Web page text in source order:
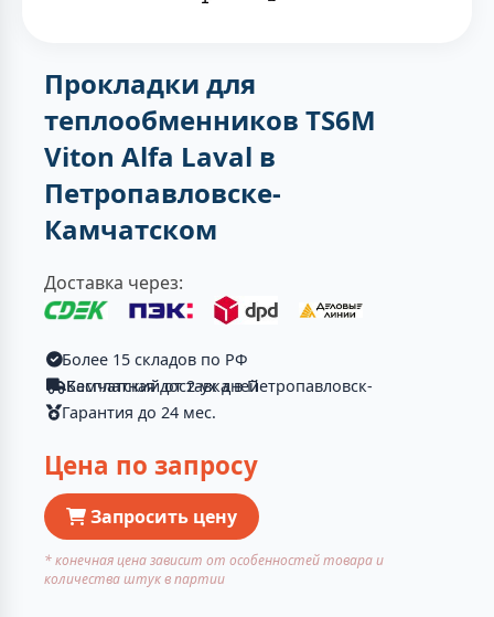
Прокладки для
теплообменников TS6M
Viton Alfa Laval в
Петропавловске-
Камчатском
Доставка через:
Более 15 складов по РФ
Бесплатная доставка в Петропавловск-Камчатский от 2-ух дней
Гарантия до 24 мес.
Цена по запросу
Запросить цену
* конечная цена зависит от особенностей товара и
количества штук в партии